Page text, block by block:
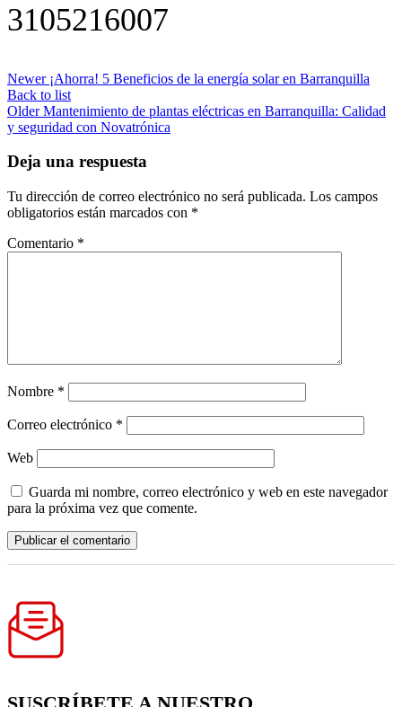
3105216007
Newer ¡Ahorra! 5 Beneficios de la energía solar en Barranquilla
Back to list
Older Mantenimiento de plantas eléctricas en Barranquilla: Calidad
y seguridad con Novatrónica
Deja una respuesta
Tu dirección de correo electrónico no será publicada. Los campos
obligatorios están marcados con *
Comentario *
Nombre *
Correo electrónico *
Web
Guarda mi nombre, correo electrónico y web en este navegador
para la próxima vez que comente.